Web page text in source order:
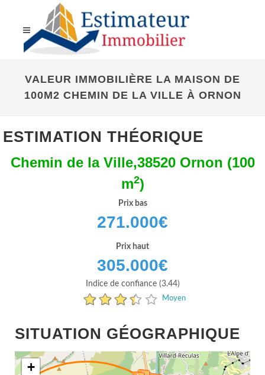
VALEUR IMMOBILIÈRE LA MAISON DE
100M2 CHEMIN DE LA VILLE À ORNON
ESTIMATION THÉORIQUE
Chemin de la Ville,38520 Ornon (100
m2)
Prix bas
271.000€
Prix haut
305.000€
Indice de confiance (3.44)
Moyen
SITUATION GÉOGRAPHIQUE
+